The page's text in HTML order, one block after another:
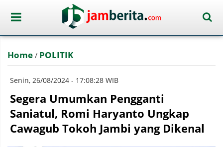
Home / POLITIK
Senin, 26/08/2024 - 17:08:28 WIB
Segera Umumkan Pengganti
Saniatul, Romi Haryanto Ungkap
Cawagub Tokoh Jambi yang Dikenal